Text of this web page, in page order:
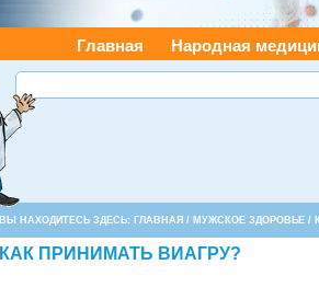
Главная Народная
ВЫ НАХОДИТЕСЬ ЗДЕСЬ: ГЛАВНАЯ / МУЖСКОЕ ЗДОРОВЬЕ /
КАК ПРИНИМАТЬ ВИАГРУ?